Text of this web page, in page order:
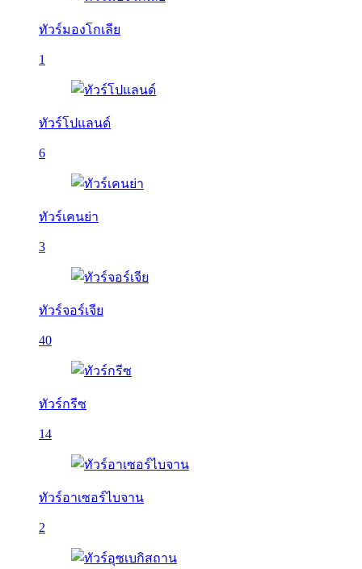
ทัวร์มองโกเลีย
1
ทัวร์โปแลนด์
6
ทัวร์เคนย่า
3
ทัวร์จอร์เจีย
40
ทัวร์กรีซ
14
ทัวร์อาเซอร์ไบจาน
2